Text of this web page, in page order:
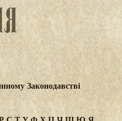
Законодавстві